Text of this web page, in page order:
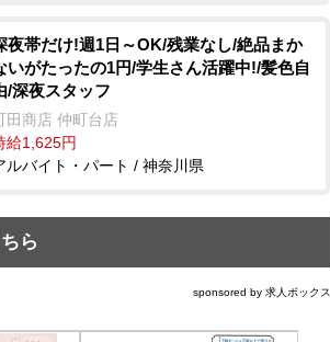
夜帯だけ!週1日～OK/残業なし/絶品まか
いがたったの1円/学生さん活躍中!/髪色自
/深夜スタッフ
田商店 仲町台店
給1,625円
ルバイト・パート / 神奈川県
ら
sponsored by 求人ボックス